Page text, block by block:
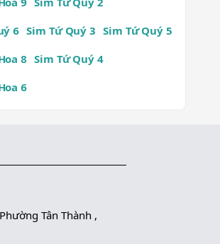
6 Sim Tứ Quý 3 Sim Tứ Quý 5
8 Sim Tứ Quý 4
6
Tân Thành ,